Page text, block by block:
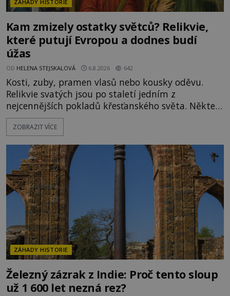
ZÁHADY HISTORIE
Kam zmizely ostatky světců? Relikvie,
které putují Evropou a dodnes budí
úžas
OD HELENA STEJSKALOVÁ 6.8.2026 642
Kosti, zuby, pramen vlasů nebo kousky oděvu.
Relikvie svatých jsou po staletí jedním z
nejcennějších pokladů křesťanského světa. Některé
mají pečlivě doloženou historii, jiné provází
záhady, krádeže i nečekané objevy. Jejich osudy
o skutečné historické události. Ve středověké
Evropě mají relikvie mimořádnou hodnotu. Nejsou
jen předmětem úcty
ZOBRAZIT VÍCE
ZÁHADY HISTORIE
Železný zázrak z Indie: Proč tento sloup
už 1 600 let nezná rez?